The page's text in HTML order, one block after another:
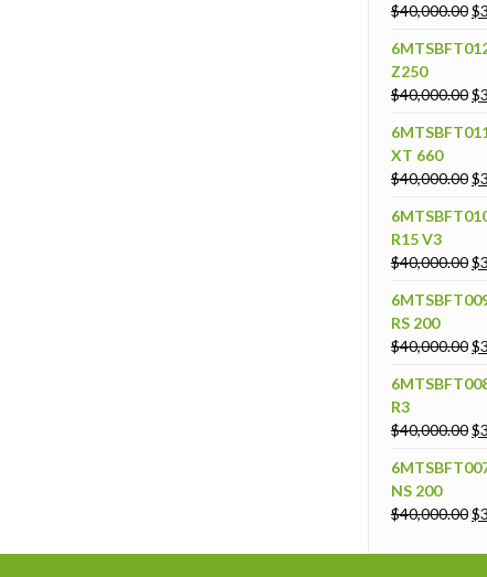
$40,000.00$
Z250
$40,000.00$
XT 660
$40,000.00$
R15 V3
$40,000.00$
RS 200
$40,000.00$
R3
$40,000.00$
NS 200
$40,000.00$